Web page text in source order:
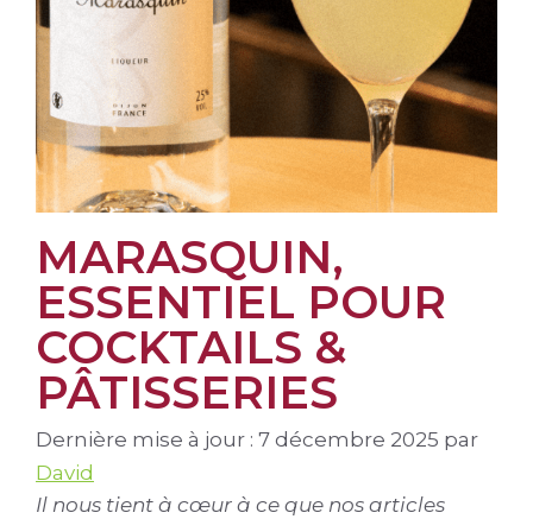
MARASQUIN,
ESSENTIEL POUR
COCKTAILS &
PÂTISSERIES
Dernière mise à jour : 7 décembre 2025 par
David
Il nous tient à cœur à ce que nos articles